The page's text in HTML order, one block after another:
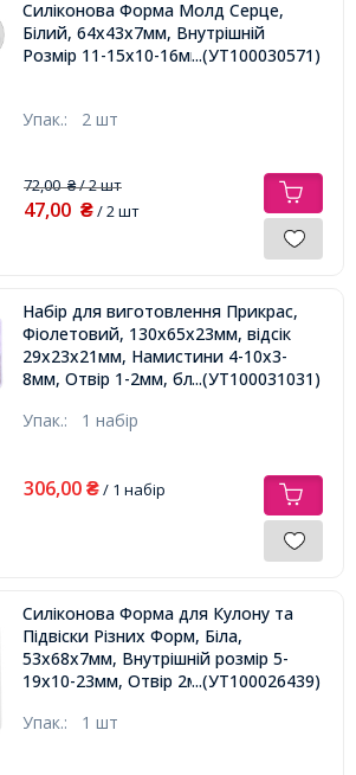
Силіконова Форма Молд Серце,
Білий, 64х43х7мм, Внутрішній
Розмір 11-15х10-16мм...(УТ100030571)
Упак.: 2 шт
72,00₴/ 2 шт
47,00 ₴/ 2 шт
Набір для виготовлення Прикрас,
Фіолетовий, 130х65х23мм, відсік
29х23х21мм, Намистини 4-10х3-
8мм, Отвір 1-2мм, близько 706шт/
...(УТ100031031)
Упак.: 1 набір
306,00 ₴/ 1 набір
Силіконова Форма для Кулону та
Підвіски Різних Форм, Біла,
53х68х7мм, Внутрішній розмір 5-
19х10-23мм, Отвір 2мм,...(УТ100026439)
Упак.: 1 шт